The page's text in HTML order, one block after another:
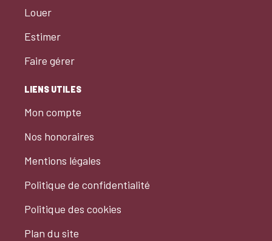
Louer
Estimer
Faire gérer
LIENS UTILES
Mon compte
Nos honoraires
Mentions légales
Politique de confidentialité
Politique des cookies
Plan du site